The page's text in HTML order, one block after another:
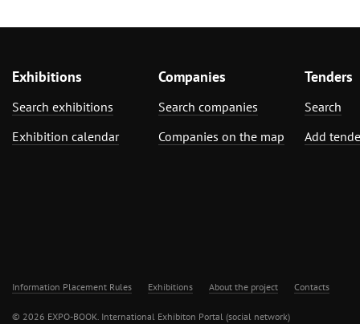
Exhibitions
Search exhibitions
Exhibition calendar
Companies
Search companies
Companies on the map
Tenders
Search
Add
Information Placement Rules Exhibitions About the project Contacts
© 2026 EXPO-BOOK. International Exhibiton Portal (social network)